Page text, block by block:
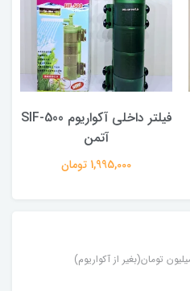
فیلتر داخلی آکواریوم SIF-500
آتمن
1,995,000 تومان